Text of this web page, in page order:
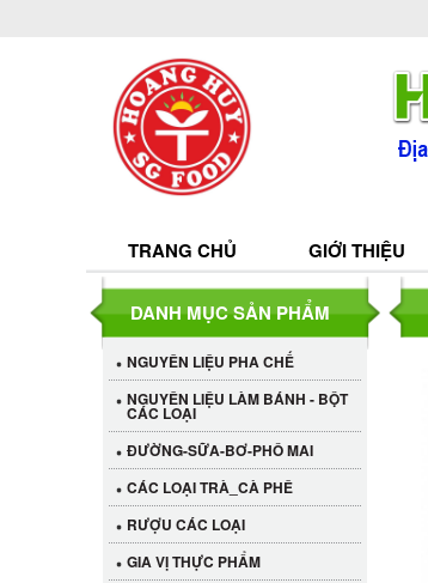
TRANG CHỦ GIỚI THIỆU
DANH MỤC SẢN PHẨM
NGUYÊN LIỆU PHA CHẾ
NGUYÊN LIỆU LÀM BÁNH - BỘT
CÁC LOẠI
ĐƯỜNG-SỮA-BƠ-PHÔ MAI
CÁC LOẠI TRÀ_CÀ PHÊ
RƯỢU CÁC LOẠI
GIA VỊ THỰC PHẨM